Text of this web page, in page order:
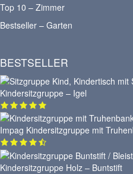
Top 10 – Zimmer
Bestseller – Garten
BESTSELLER
Kindersitzgruppe – Igel
Impag Kindersitzgruppe mit
Kindersitzgruppe Holz – Buntstift